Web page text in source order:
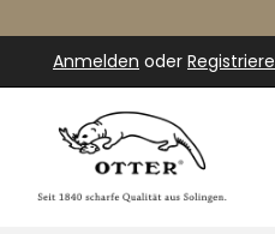
Anmelden oder